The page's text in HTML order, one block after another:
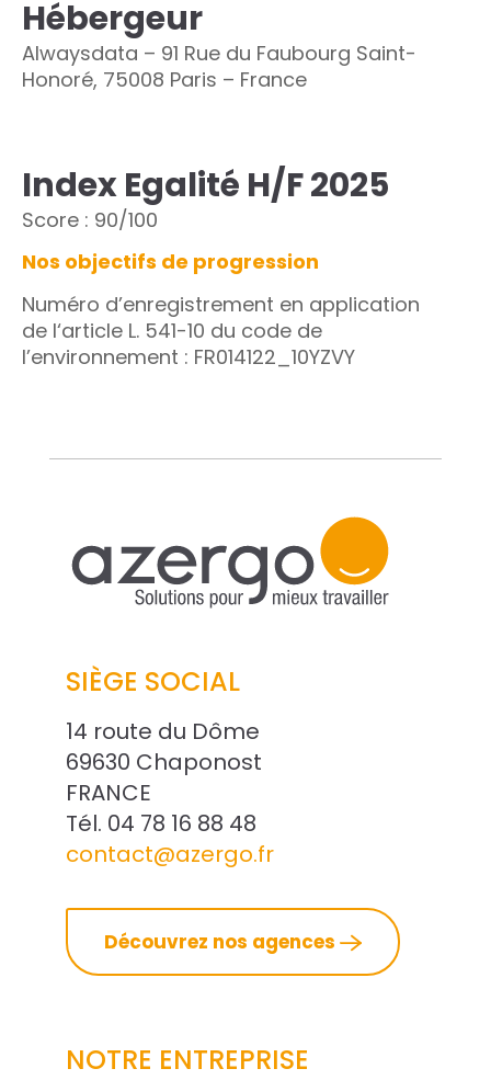
Hébergeur
Alwaysdata – 91 Rue du Faubourg Saint-
Honoré, 75008 Paris – France
Index Egalité H/F 2025
Score : 90/100
Nos objectifs de progression
Numéro d’enregistrement en application
de l‘article L. 541-10 du code de
l’environnement : FR014122_10YZVY
SIÈGE SOCIAL
14 route du Dôme
69630 Chaponost
FRANCE
Tél. 04 78 16 88 48
contact@azergo.fr
Découvrez nos agences
NOTRE ENTREPRISE